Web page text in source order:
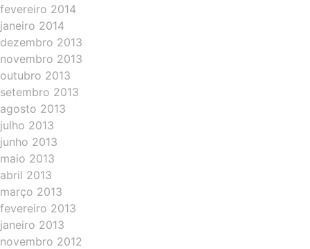
fevereiro 2014
janeiro 2014
dezembro 2013
novembro 2013
outubro 2013
setembro 2013
agosto 2013
julho 2013
junho 2013
maio 2013
abril 2013
março 2013
fevereiro 2013
janeiro 2013
novembro 2012